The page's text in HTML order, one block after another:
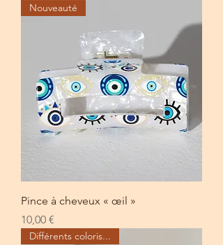
Nouveauté
Pince à cheveux « œil »
Prix
10,00 €
Différents coloris...